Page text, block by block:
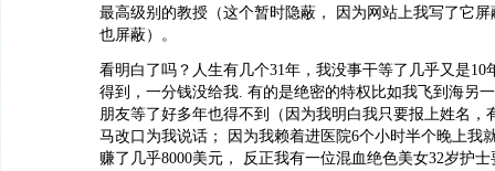
最高级别的教授（这个暂时隐蔽， 因为网站上我写了它
也屏蔽）。
看明白了吗？人生有几个31年，我没事干等了几乎又是10
得到，一分钱没给我. 有的是绝密的特权比如我飞到海另
朋友等了好多年也得不到（因为我明白我只要报上姓名，
马改口为我说话； 因为我赖着进医院6个小时半个晚上我
赚了几乎8000美元， 反正我有一位混血绝色美女32岁护